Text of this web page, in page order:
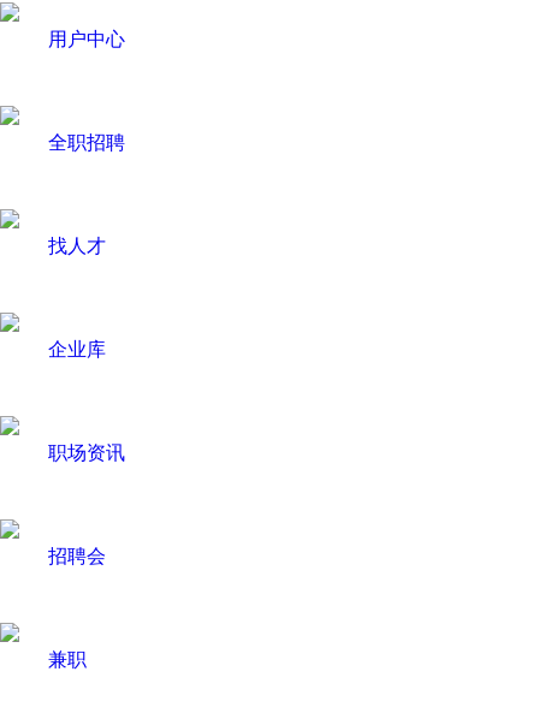
用户中心
全职招聘
找人才
企业库
职场资讯
招聘会
兼职